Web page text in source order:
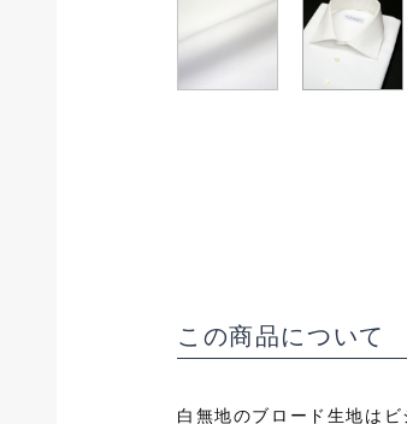
この商品について
白無地のブロード生地は